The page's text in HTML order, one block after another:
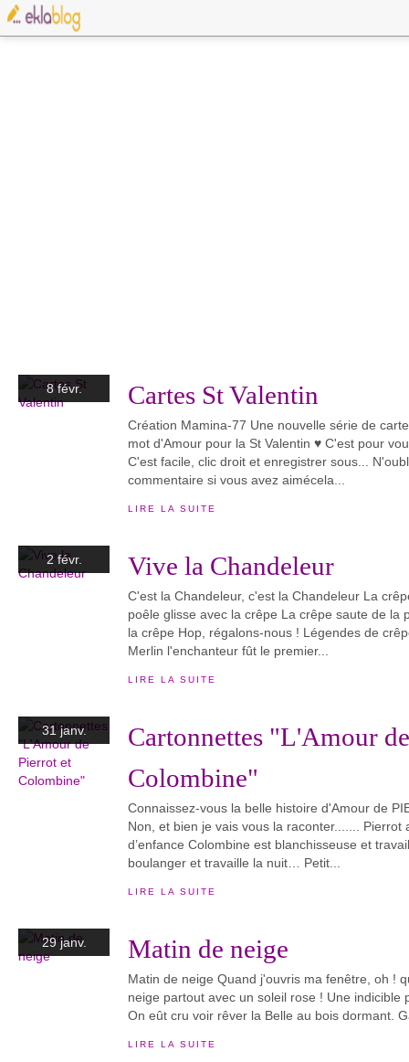
8 févr. Cartes St Valentin
Création Mamina-77 Une nouvelle série de
mot d'Amour pour la St Valentin ♥ C'est pour
C'est facile, clic droit et enregistrer sous...
commentaire si vous avez aimécela...
LIRE LA SUITE
2 févr. Vive la Chandeleur
C'est la Chandeleur, c'est la Chandeleur La
poêle glisse avec la crêpe La crêpe saute de la
la crêpe Hop, régalons-nous ! Légendes de
Merlin l'enchanteur fût le premier...
LIRE LA SUITE
31 janv.
Cartonnettes "L'Amour
Colombine"
Connaissez-vous la belle histoire d'Amour de
Non, et bien je vais vous la raconter....... Pierrot
d’enfance Colombine est blanchisseuse et
boulanger et travaille la nuit… Petit...
LIRE LA SUITE
29 janv. Matin de neige
Matin de neige Quand j'ouvris ma fenêtre, oh !
neige partout avec un soleil rose ! Une indicible
On eût cru voir rêver la Belle au bois dormant.
LIRE LA SUITE